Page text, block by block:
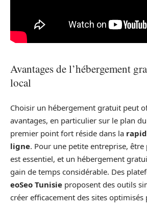
Avantages de l’hébergement
local
Choisir un hébergement gratuit peut
avantages, en particulier sur le plan du
premier point fort réside dans la
ligne. Pour une petite entreprise,
est essentiel, et un hébergement
gain de temps considérable. Des
eoSeo Tunisie proposent des outils
créer efficacement des sites